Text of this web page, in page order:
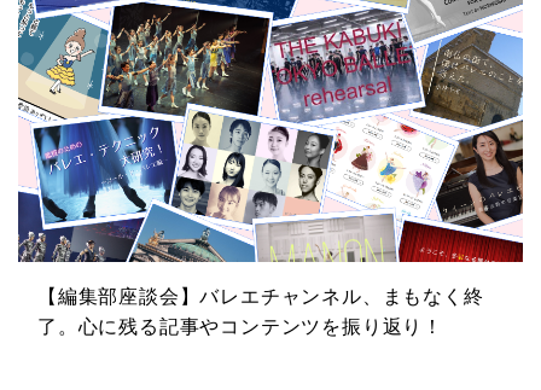
【編集部座談会】バレエチャンネル、まもなく終
了。心に残る記事やコンテンツを振り返り！